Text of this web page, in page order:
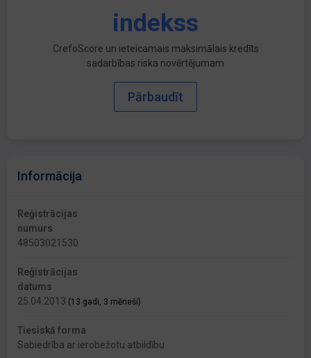
indekss
CrefoScore un ieteicamais maksimālais kredīts
sadarbības riska novērtējumam
Pārbaudīt
Informācija
Reģistrācijas
numurs
48503021530
Reģistrācijas
datums
25.04.2013 (13 gadi, 3 mēneši)
Tiesiskā forma
Sabiedrība ar ierobežotu atbildību